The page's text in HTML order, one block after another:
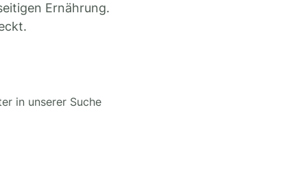
Ernährung.
in unserer Suche